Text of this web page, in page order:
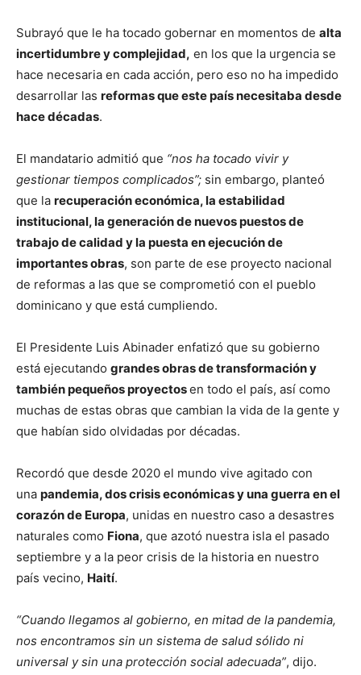
Subrayó que le ha tocado gobernar en momentos de alta
incertidumbre y complejidad, en los que la urgencia se
hace necesaria en cada acción, pero eso no ha impedido
desarrollar las reformas que este país necesitaba desde
hace décadas.
El mandatario admitió que “nos ha tocado vivir y
gestionar tiempos complicados”; sin embargo, planteó
que la recuperación económica, la estabilidad
institucional, la generación de nuevos puestos de
trabajo de calidad y la puesta en ejecución de
importantes obras, son parte de ese proyecto nacional
de reformas a las que se comprometió con el pueblo
dominicano y que está cumpliendo.
El Presidente Luis Abinader enfatizó que su gobierno
está ejecutando grandes obras de transformación y
también pequeños proyectosen todo el país, así como
muchas de estas obras que cambian la vida de la gente y
que habían sido olvidadas por décadas.
Recordó que desde 2020 el mundo vive agitado con
una pandemia, dos crisis económicas y una guerra en el
corazón de Europa, unidas en nuestro caso a desastres
naturales como Fiona, que azotó nuestra isla el pasado
septiembre y a la peor crisis de la historia en nuestro
país vecino, Haití.
“Cuando llegamos al gobierno, en mitad de la pandemia,
nos encontramos sin un sistema de salud sólido ni
universal y sin una protección social adecuada”, dijo.